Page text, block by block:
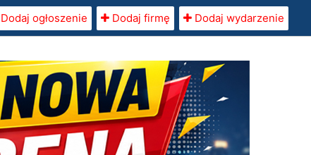
Dodaj ogłoszenie Dodaj firmę Dodaj wydarzenie